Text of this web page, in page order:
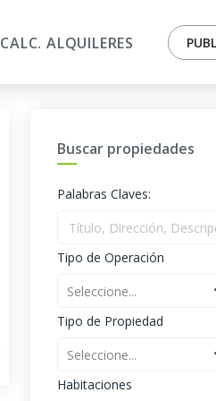
CALC. ALQUILERES
Buscar propiedades
Palabras Claves:
Tipo de Operación
Seleccione...
Tipo de Propiedad
Seleccione...
Habitaciones